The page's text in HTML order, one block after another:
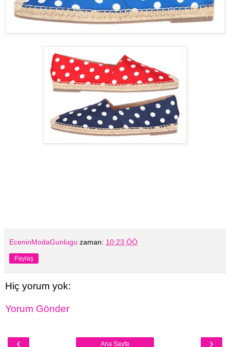
EceninModaGunlugu zaman: 10:23 ÖÖ
Paylaş
Hiç yorum yok:
Yorum Gönder
‹ ›
Ana Sayfa